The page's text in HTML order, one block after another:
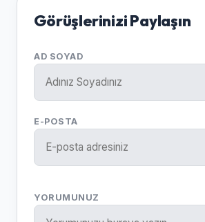
Görüşlerinizi Paylaşın
AD SOYAD
E-POSTA
YORUMUNUZ